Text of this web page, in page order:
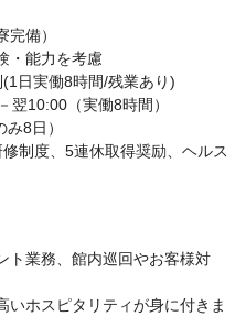
備）
能力を考慮
日実働8時間/残業あり)
翌10:00（実働8時間）
8日）
制度、5連休取得奨励、ヘルス
ト業務、館内巡回やお客様対
いホスピタリティが身に付きま